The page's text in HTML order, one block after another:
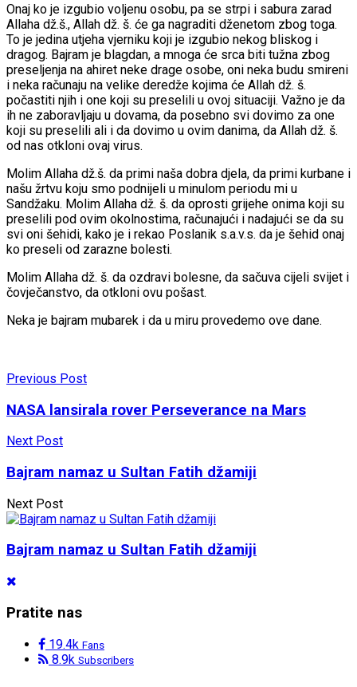
Onaj ko je izgubio voljenu osobu, pa se strpi i sabura zarad
Allaha dž.š., Allah dž. š. će ga nagraditi dženetom zbog toga.
To je jedina utjeha vjerniku koji je izgubio nekog bliskog i
dragog. Bajram je blagdan, a mnoga će srca biti tužna zbog
preseljenja na ahiret neke drage osobe, oni neka budu smireni
i neka računaju na velike deredže kojima će Allah dž. š.
počastiti njih i one koji su preselili u ovoj situaciji. Važno je da
ih ne zaboravljaju u dovama, da posebno svi dovimo za one
koji su preselili ali i da dovimo u ovim danima, da Allah dž. š.
od nas otkloni ovaj virus.
Molim Allaha dž.š. da primi naša dobra djela, da primi kurbane i
našu žrtvu koju smo podnijeli u minulom periodu mi u
Sandžaku. Molim Allaha dž. š. da oprosti grijehe onima koji su
preselili pod ovim okolnostima, računajući i nadajući se da su
svi oni šehidi, kako je i rekao Poslanik s.a.v.s. da je šehid onaj
ko preseli od zarazne bolesti.
Molim Allaha dž. š. da ozdravi bolesne, da sačuva cijeli svijet i
čovječanstvo, da otkloni ovu pošast.
Neka je bajram mubarek i da u miru provedemo ove dane.
Previous Post
NASA lansirala rover Perseverance na Mars
Next Post
Bajram namaz u Sultan Fatih džamiji
Next Post
Bajram namaz u Sultan Fatih džamiji
Pratite nas
19.4k Fans
8.9k Subscribers